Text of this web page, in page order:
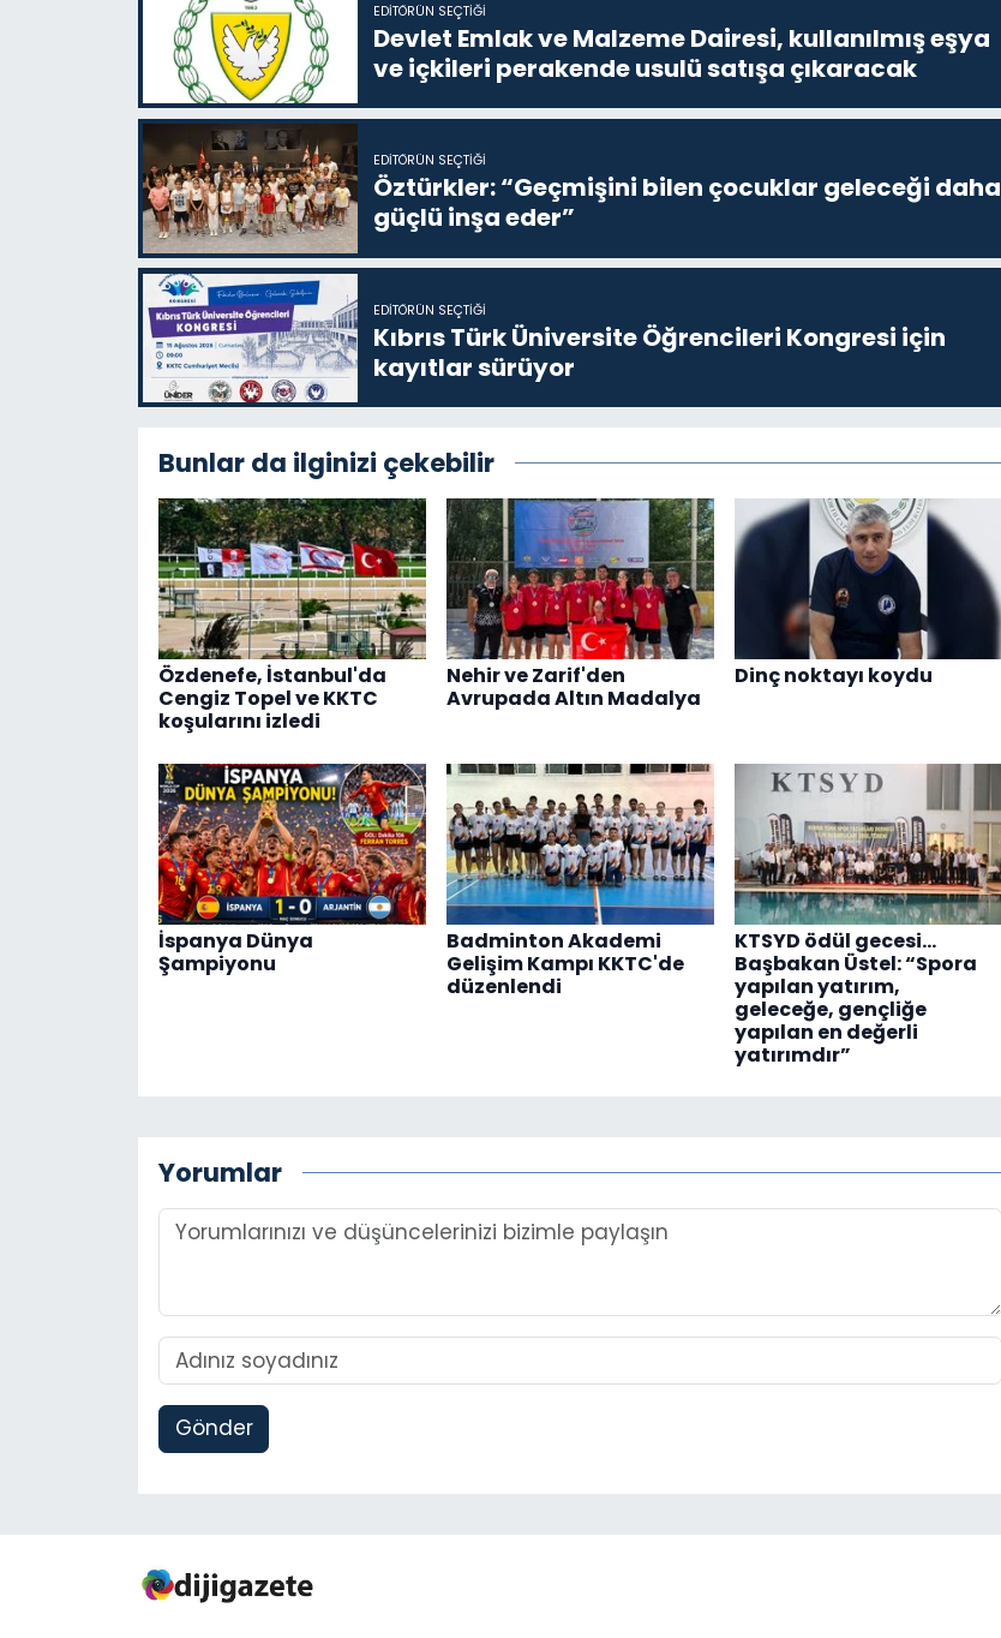
EDITÖRÜN SEÇTIĞI
Devlet Emlak ve Malzeme Dairesi, kullanılmış eşya
ve içkileri perakende usulü satışa çıkaracak
EDITÖRÜN SEÇTIĞI
Öztürkler: “Geçmişini bilen çocuklar geleceği daha
güçlü inşa eder”
EDITÖRÜN SEÇTIĞI
Kıbrıs Türk Üniversite Öğrencileri Kongresi için
kayıtlar sürüyor
Bunlar da ilginizi çekebilir
Özdenefe, İstanbul'da
Cengiz Topel ve KKTC
koşularını izledi
Nehir ve Zarif'den
Avrupada Altın Madalya
Dinç noktayı koydu
İspanya Dünya
Şampiyonu
Badminton Akademi
Gelişim Kampı KKTC'de
düzenlendi
KTSYD ödül gecesi...
Başbakan Üstel: “Spora
yapılan yatırım,
geleceğe, gençliğe
yapılan en değerli
yatırımdır”
Yorumlar
Gönder